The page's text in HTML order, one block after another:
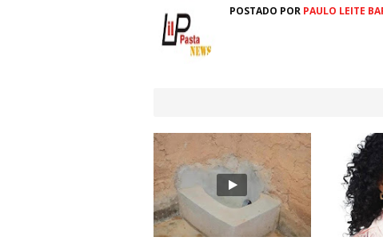
POSTADO POR PAULO LEITE